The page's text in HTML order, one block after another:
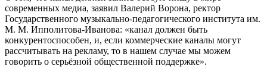
современных медиа, заявил Валерий Ворона, ректор
Государственного музыкально-педагогического института им.
М. М. Ипполитова-Иванова: «канал должен быть
конкурентоспособен, и, если коммерческие каналы могут
рассчитывать на рекламу, то в нашем случае мы можем
говорить о серьёзной общественной поддержке».